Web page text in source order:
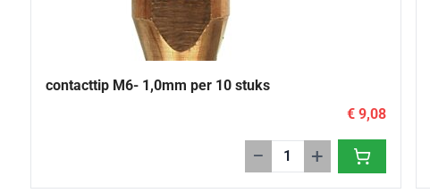
contacttip M6- 1,0mm per 10 stuks
€ 9,08
− +